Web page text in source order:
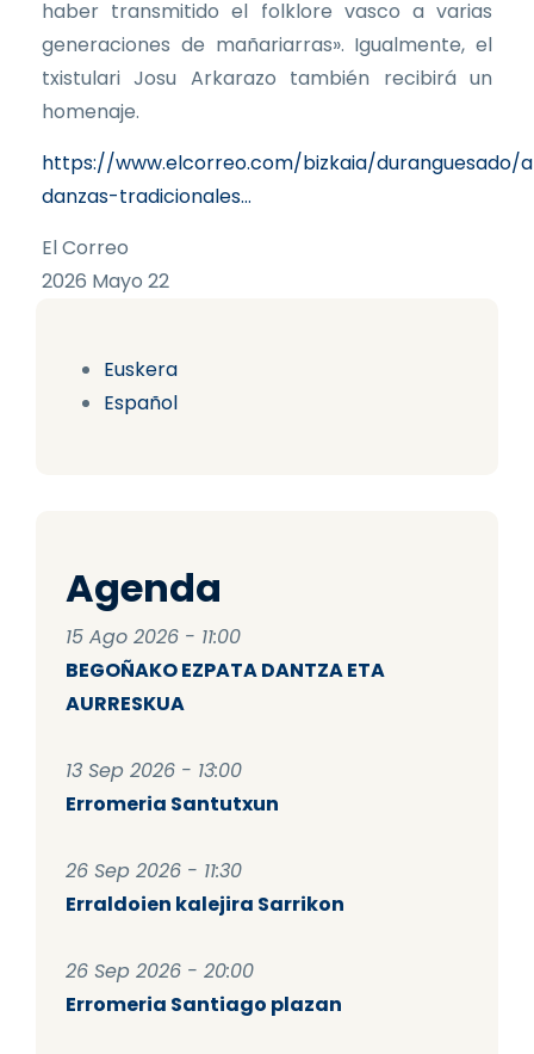
Euskera
Español
Agenda
15 Ago 2026 - 11:00
BEGOÑAKO EZPATA DANTZA ETA
AURRESKUA
13 Sep 2026 - 13:00
Erromeria Santutxun
26 Sep 2026 - 11:30
Erraldoien kalejira Sarrikon
26 Sep 2026 - 20:00
Erromeria Santiago plazan
haber transmitido el folklore vasco a varias
generaciones de mañariarras». Igualmente, el
txistulari Josu Arkarazo también recibirá un
homenaje.
https://www.elcorreo.com/bizkaia/duranguesado/
danzas-tradicionales…
El Correo
2026 Mayo 22